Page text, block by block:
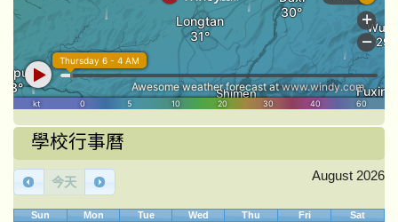
學校行事曆
今天 August 2026
Sun Mon Tue Wed Thu Fri Sat